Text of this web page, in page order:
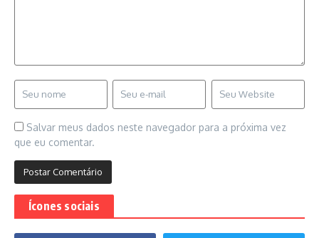
Salvar meus dados neste navegador para a próxima vez
que eu comentar.
Ícones sociais